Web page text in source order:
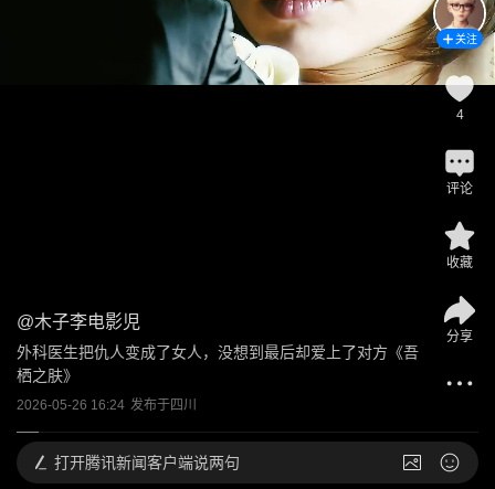
@木子李电影児
外科医生把仇人变成了女人，没想到最后却爱上了对方《吾
栖之肤》
2026-05-26 16:24 发布于四川
关注
4
评论
收藏
分享
打开腾讯新闻客户端说两句